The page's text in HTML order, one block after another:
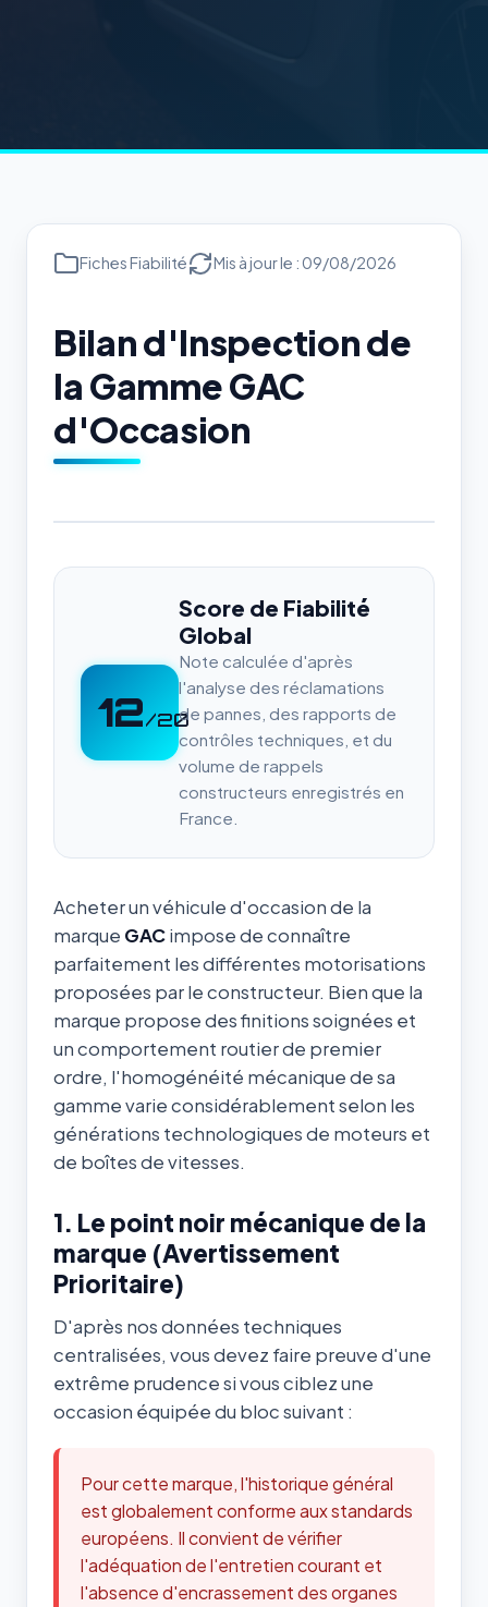
Fiches Fiabilité Mis à jour le : 09/08/2026
Bilan d'Inspection de
la Gamme GAC
d'Occasion
12/20
Score de Fiabilité
Global
Note calculée d'après
l'analyse des réclamations
de pannes, des rapports de
contrôles techniques, et du
volume de rappels
constructeurs enregistrés en
France.
Acheter un véhicule d'occasion de la
marque GACimpose de connaître
parfaitement les différentes motorisations
proposées par le constructeur. Bien que la
marque propose des finitions soignées et
un comportement routier de premier
ordre, l'homogénéité mécanique de sa
gamme varie considérablement selon les
générations technologiques de moteurs et
de boîtes de vitesses.
1. Le point noir mécanique de la
marque (Avertissement
Prioritaire)
D'après nos données techniques
centralisées, vous devez faire preuve d'une
extrême prudence si vous ciblez une
occasion équipée du bloc suivant :
Pour cette marque, l'historique général
est globalement conforme aux standards
européens. Il convient de vérifier
l'adéquation de l'entretien courant et
l'absence d'encrassement des organes